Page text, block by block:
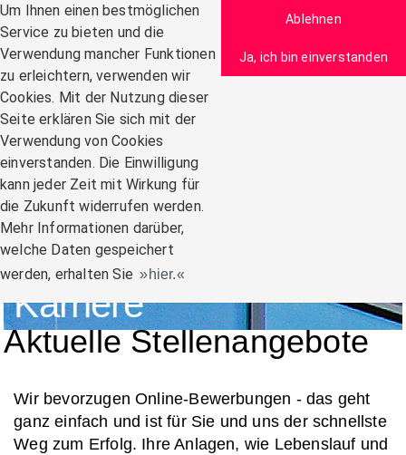
Um Ihnen einen bestmöglichen
Service zu bieten und die
Verwendung mancher Funktionen
zu erleichtern, verwenden wir
Cookies. Mit der Nutzung dieser
Seite erklären Sie sich mit der
Verwendung von Cookies
einverstanden. Die Einwilligung
kann jeder Zeit mit Wirkung für
die Zukunft widerrufen werden.
Mehr Informationen darüber,
welche Daten gespeichert
werden, erhalten Sie
hier.
Ablehnen
Ja, ich bin einverstanden
Zum Inhalt
Navigation:
Karriere
Aktuelle Stellenangebote
Wir bevorzugen Online-Bewerbungen - das geht
ganz einfach und ist für Sie und uns der schnellste
Weg zum Erfolg. Ihre Anlagen, wie Lebenslauf und